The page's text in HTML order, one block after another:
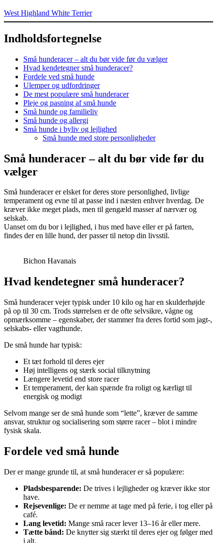
West Highland White Terrier
Indholdsfortegnelse
Små hunderacer – alt du bør vide før du vælger
Hvad kendetegner små hunderacer?
Fordele ved små hunde
Ulemper og udfordringer
De mest populære små hunderacer
Pleje og pasning af små hunde
Små hunde og familieliv
Små hunde og allergi
Små hunde i byliv og lejlighed
Små hunde med store personligheder
Små hunderacer – alt du bør vide før du
vælger
Små hunderacer er elsket for deres store personlighed, livlige
temperament og evne til at passe ind i næsten enhver hverdag. De
kræver ikke meget plads, men til gengæld masser af nærvær og
selskab.
Uanset om du bor i lejlighed, i hus med have eller er på farten,
findes der en lille hund, der passer til netop din livsstil.
Bichon Havanais
Hvad kendetegner små hunderacer?
Små hunderacer vejer typisk under 10 kilo og har en skulderhøjde
på op til 30 cm. Trods størrelsen er de ofte selvsikre, vågne og
opmærksomme – egenskaber, der stammer fra deres fortid som jagt-,
selskabs- eller vagthunde.
De små hunde har typisk:
Et tæt forhold til deres ejer
Høj intelligens og stærk social tilknytning
Længere levetid end store racer
Et temperament, der kan spænde fra roligt og kærligt til
energisk og modigt
Selvom mange ser de små hunde som “lette”, kræver de samme
ansvar, struktur og socialisering som større racer – blot i mindre
fysisk skala.
Fordele ved små hunde
Der er mange grunde til, at små hunderacer er så populære:
Pladsbesparende: De trives i lejligheder og kræver ikke stor
have.
Rejsevenlige: De er nemme at tage med på ferie, i tog eller på
café.
Lang levetid: Mange små racer lever 13–16 år eller mere.
Tætte bånd: De knytter sig stærkt til deres ejer og følger med
i alt.